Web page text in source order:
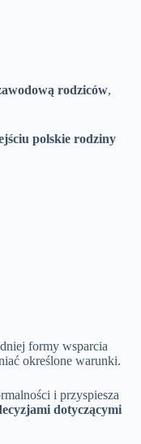
rodziców,
polskie rodziny
formy wsparcia
określone warunki.
i przyspiesza
dotyczącymi